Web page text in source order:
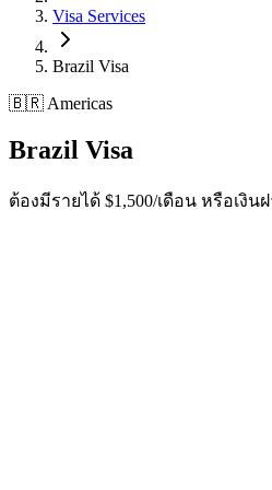
Visa Services
Brazil Visa
🇧🇷 Americas
Brazil Visa
ต้องมีรายได้ $1,500/เดือน หรือเงิน